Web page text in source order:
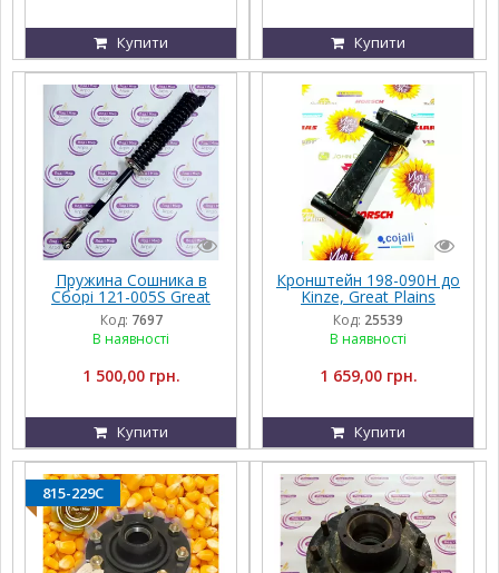
Купити Купити
Пружина Сошника в
Сборі 121-005S Great
Plains
Код: 7697
В наявності
1 500,00 грн.
Купити
Кронштейн 198-090H до
Kinze, Great Plains
Код: 25539
В наявності
1 659,00 грн.
Купити
815-229C